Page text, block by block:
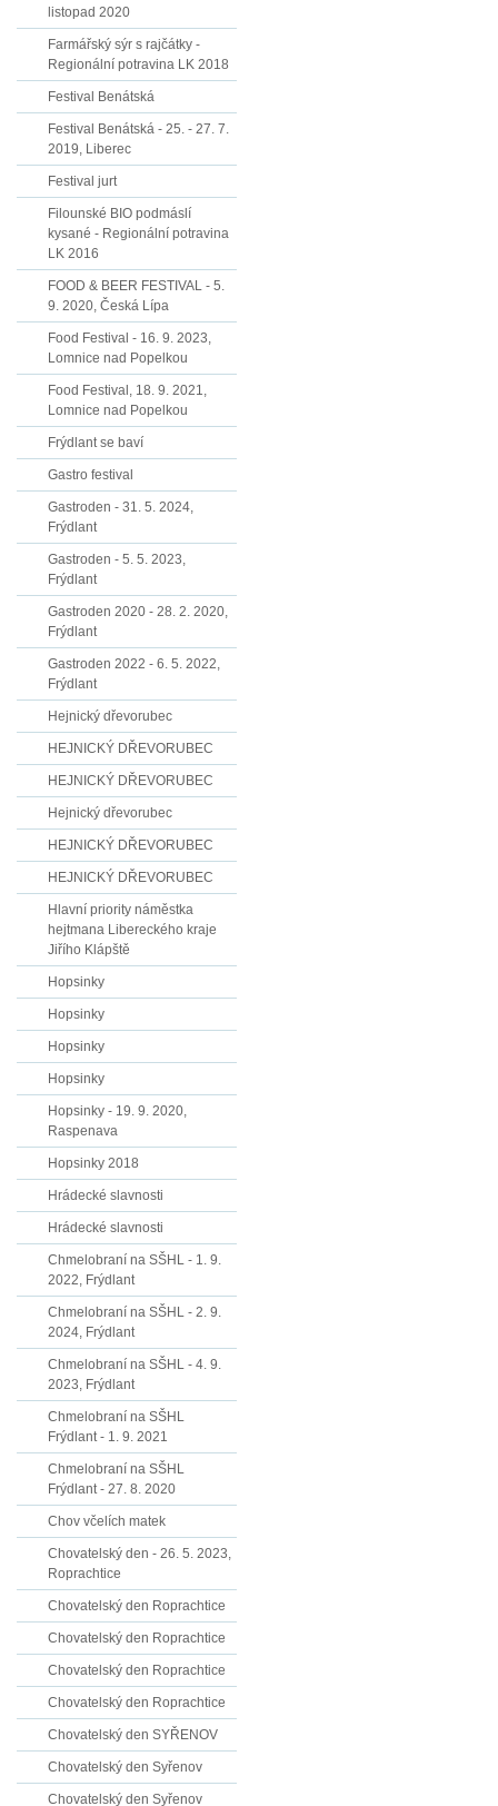
listopad 2020
Farmářský sýr s rajčátky -
Regionální potravina LK 2018
Festival Benátská
Festival Benátská - 25. - 27. 7.
2019, Liberec
Festival jurt
Filounské BIO podmáslí
kysané - Regionální potravina
LK 2016
FOOD & BEER FESTIVAL - 5.
9. 2020, Česká Lípa
Food Festival - 16. 9. 2023,
Lomnice nad Popelkou
Food Festival, 18. 9. 2021,
Lomnice nad Popelkou
Frýdlant se baví
Gastro festival
Gastroden - 31. 5. 2024,
Frýdlant
Gastroden - 5. 5. 2023,
Frýdlant
Gastroden 2020 - 28. 2. 2020,
Frýdlant
Gastroden 2022 - 6. 5. 2022,
Frýdlant
Hejnický dřevorubec
HEJNICKÝ DŘEVORUBEC
HEJNICKÝ DŘEVORUBEC
Hejnický dřevorubec
HEJNICKÝ DŘEVORUBEC
HEJNICKÝ DŘEVORUBEC
Hlavní priority náměstka
hejtmana Libereckého kraje
Jiřího Klápště
Hopsinky
Hopsinky
Hopsinky
Hopsinky
Hopsinky - 19. 9. 2020,
Raspenava
Hopsinky 2018
Hrádecké slavnosti
Hrádecké slavnosti
Chmelobraní na SŠHL - 1. 9.
2022, Frýdlant
Chmelobraní na SŠHL - 2. 9.
2024, Frýdlant
Chmelobraní na SŠHL - 4. 9.
2023, Frýdlant
Chmelobraní na SŠHL
Frýdlant - 1. 9. 2021
Chmelobraní na SŠHL
Frýdlant - 27. 8. 2020
Chov včelích matek
Chovatelský den - 26. 5. 2023,
Roprachtice
Chovatelský den Roprachtice
Chovatelský den Roprachtice
Chovatelský den Roprachtice
Chovatelský den Roprachtice
Chovatelský den SYŘENOV
Chovatelský den Syřenov
Chovatelský den Syřenov